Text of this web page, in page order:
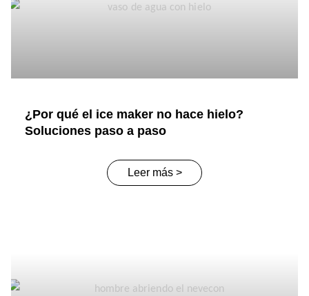
¿Por qué el ice maker no hace hielo?
Soluciones paso a paso
Leer más >